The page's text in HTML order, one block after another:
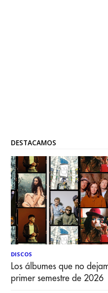
DESTACAMOS
DISCOS
Los álbumes que no
primer semestre de 2026